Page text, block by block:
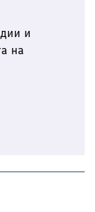
и
на